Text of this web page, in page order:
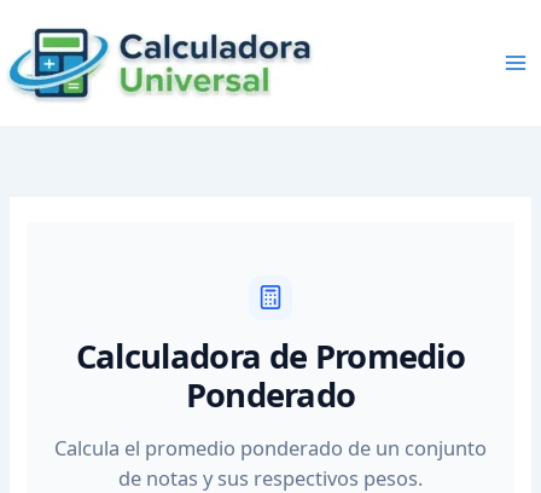
content
Calculadora de Promedio
Ponderado
Calcula el promedio ponderado de un conjunto
de notas y sus respectivos pesos.